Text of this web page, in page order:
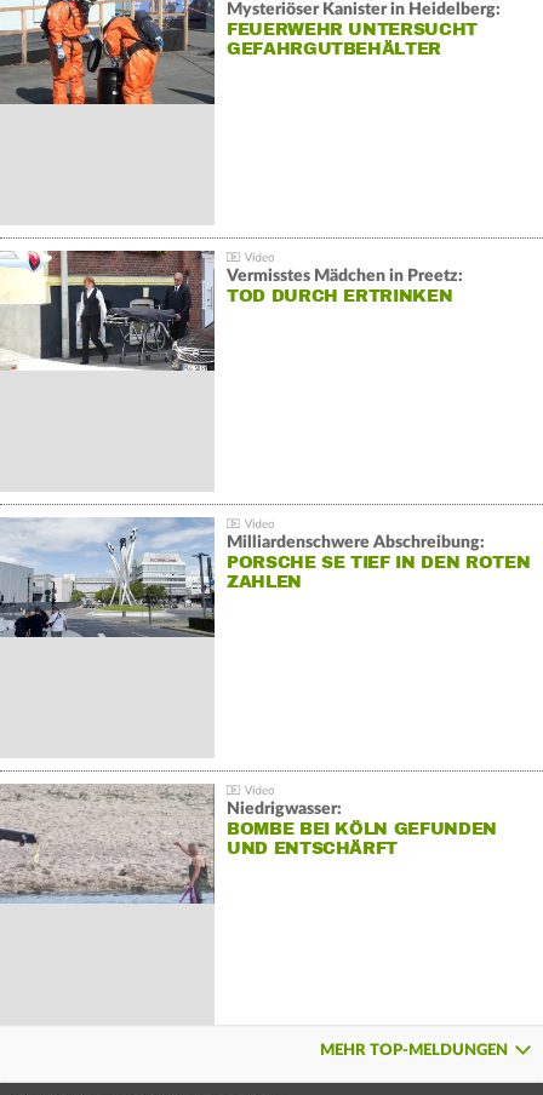
Mysteriöser Kanister in Heidelberg:
FEUERWEHR UNTERSUCHT
GEFAHRGUTBEHÄLTER
Vermisstes Mädchen in Preetz:
TOD DURCH ERTRINKEN
Milliardenschwere Abschreibung:
PORSCHE SE TIEF IN DEN ROTEN
ZAHLEN
Niedrigwasser:
BOMBE BEI KÖLN GEFUNDEN
UND ENTSCHÄRFT
MEHR TOP-MELDUNGEN